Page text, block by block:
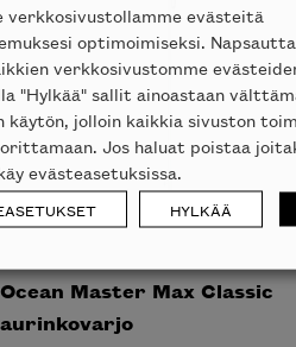
Ocean Master Max Classic
aurinkovarjo
verkkosivustollamme evästeitä
optimoimiseksi.
verkkosivustomme
"Hylkää" sallit ainoastaan
käytön, jolloin kaikkia sivuston
Jos haluat poistaa
evästeasetuksissa.
HYLKÄÄ